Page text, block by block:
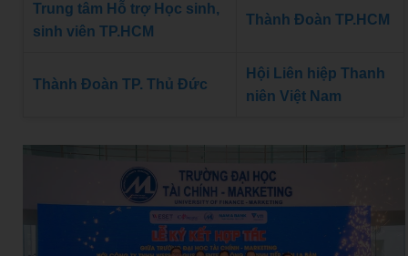
Trung tâm Hỗ trợ Học sinh,
sinh viên TP.HCM
Thành Đoàn TP.HCM
Thành Đoàn TP. Thủ Đức
Hội Liên hiệp Thanh
niên Việt Nam